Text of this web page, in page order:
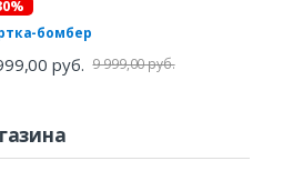
бомбер
руб. 9 999,00 руб.